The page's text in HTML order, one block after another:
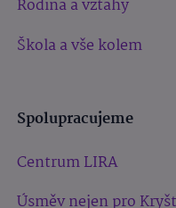
Rodina a vztahy
Škola a vše kolem
Spolupracujeme
Centrum LIRA
Úsměv nejen pro